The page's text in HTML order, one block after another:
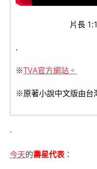
片長
.
※TVA官方網站。
※原著小說中文版由台
.
今天的壽星代表：